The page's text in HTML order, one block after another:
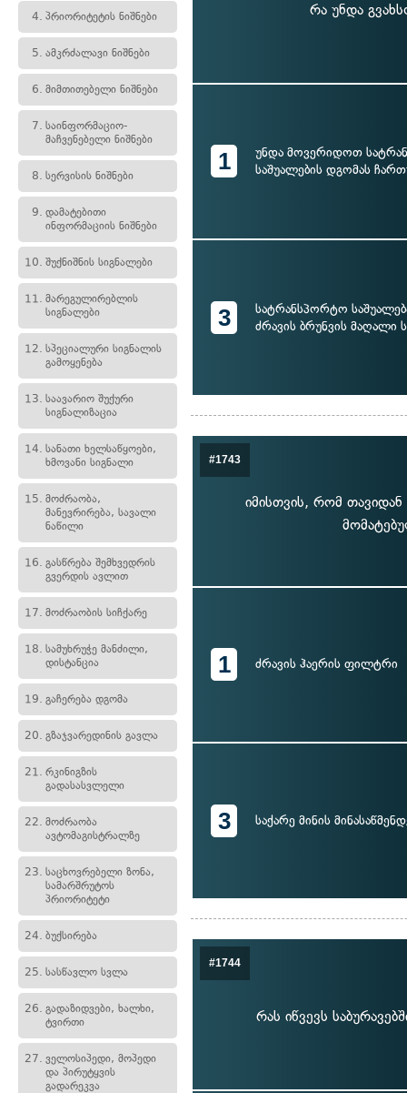
4. პრიორიტეტის ნიშნები
5. ამკრძალავი ნიშნები
6. მიმთითებელი ნიშნები
7. საინფორმაციო-
მაჩვენებელი ნიშნები
8. სერვისის ნიშნები
9. დამატებითი
ინფორმაციის ნიშნები
10. შუქნიშნის სიგნალები
11. მარეგულირებლის
სიგნალები
12. სპეციალური სიგნალის
გამოყენება
13. საავარიო შუქური
სიგნალიზაცია
14. სანათი ხელსაწყოები,
ხმოვანი სიგნალი
15. მოძრაობა,
მანევრირება, სავალი
ნაწილი
16. გასწრება შემხვედრის
გვერდის ავლით
17. მოძრაობის სიჩქარე
18. სამუხრუჭე მანძილი,
დისტანცია
19. გაჩერება დგომა
20. გზაჯვარედინის გავლა
21. რკინიგზის
გადასასვლელი
22. მოძრაობა
ავტომაგისტრალზე
23. საცხოვრებელი ზონა,
სამარშრუტოს
პრიორიტეტი
24. ბუქსირება
25. სასწავლო სვლა
26. გადაზიდვები, ხალხი,
ტვირთი
27. ველოსიპედი, მოპედი
და პირუტყვის
გადარეკვა
რა უნდა
1
უნდა მოვერიდოთ
საშუალების დგომას
3
სატრანსპორტო
ძრავის ბრუნვის მაღალი
#1743
იმისთვის, რომ თავიდან
1 ძრავის ჰაერის ფილტრი
3 საქარე მინის
#1744
რას იწვევს